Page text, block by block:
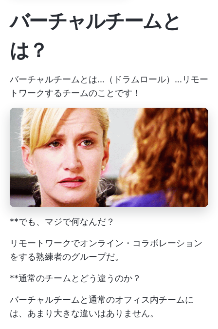
バーチャルチームと
は？
バーチャルチームとは...（ドラムロール）...リモー
トワークするチームのことです！
**でも、マジで何なんだ？
リモートワークでオンライン・コラボレーション
をする熟練者のグループだ。
**通常のチームとどう違うのか？
バーチャルチームと通常のオフィス内チームに
は、あまり大きな違いはありません。